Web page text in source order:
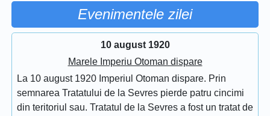
Evenimentele zilei
10 august 1920
Marele Imperiu Otoman dispare
La 10 august 1920 Imperiul Otoman dispare. Prin
semnarea Tratatului de la Sevres pierde patru cincimi
din teritoriul sau. Tratatul de la Sevres a fost un tratat de